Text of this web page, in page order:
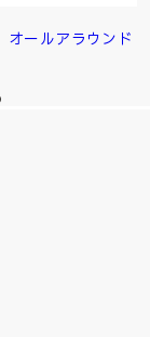
オールアラウンド